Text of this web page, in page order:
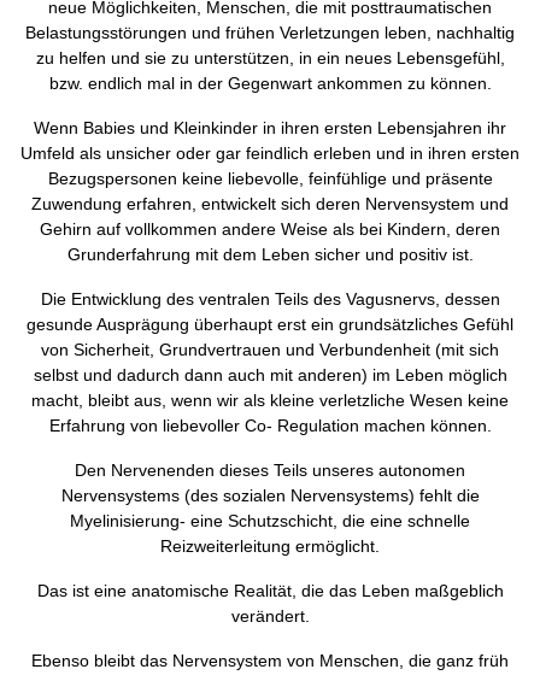
neue Möglichkeiten, Menschen, die mit posttraumatischen
Belastungsstörungen und frühen Verletzungen leben, nachhaltig
zu helfen und sie zu unterstützen, in ein neues Lebensgefühl,
bzw. endlich mal in der Gegenwart ankommen zu können.
Wenn Babies und Kleinkinder in ihren ersten Lebensjahren ihr
Umfeld als unsicher oder gar feindlich erleben und in ihren ersten
Bezugspersonen keine liebevolle, feinfühlige und präsente
Zuwendung erfahren, entwickelt sich deren Nervensystem und
Gehirn auf vollkommen andere Weise als bei Kindern, deren
Grunderfahrung mit dem Leben sicher und positiv ist.
Die Entwicklung des ventralen Teils des Vagusnervs, dessen
gesunde Ausprägung überhaupt erst ein grundsätzliches Gefühl
von Sicherheit, Grundvertrauen und Verbundenheit (mit sich
selbst und dadurch dann auch mit anderen) im Leben möglich
macht, bleibt aus, wenn wir als kleine verletzliche Wesen keine
Erfahrung von liebevoller Co- Regulation machen können.
Den Nervenenden dieses Teils unseres autonomen
Nervensystems (des sozialen Nervensystems) fehlt die
Myelinisierung- eine Schutzschicht, die eine schnelle
Reizweiterleitung ermöglicht.
Das ist eine anatomische Realität, die das Leben maßgeblich
verändert.
Ebenso bleibt das Nervensystem von Menschen, die ganz früh